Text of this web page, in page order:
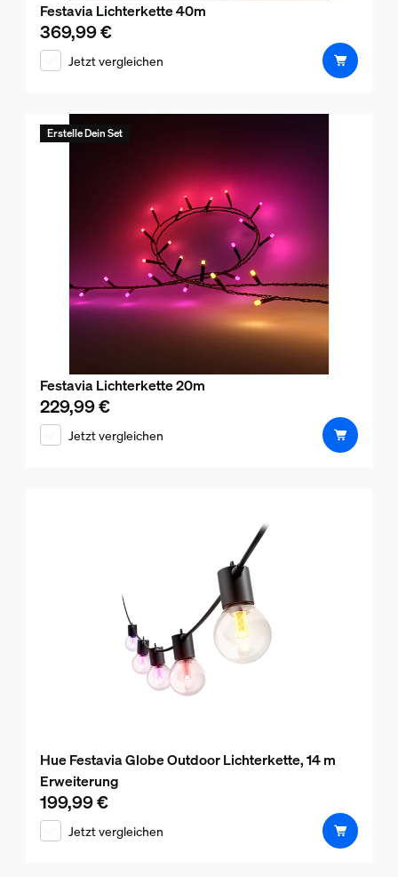
Festavia Lichterkette 40m
Aktueller Preis ist 369,99 €
369,99 €
Jetzt vergleichen
Erstelle Dein Set
Festavia Lichterkette 20m
Aktueller Preis ist 229,99 €
229,99 €
Jetzt vergleichen
Hue Festavia Globe Outdoor Lichterkette, 14 m
Erweiterung
Aktueller Preis ist 199,99 €
199,99 €
Jetzt vergleichen